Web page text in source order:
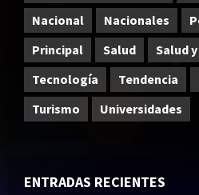
Nacional
Nacionales
Principal
Salud Salud
Tecnología
Tendencia
Turismo
Universidades
ENTRADAS RECIENTES